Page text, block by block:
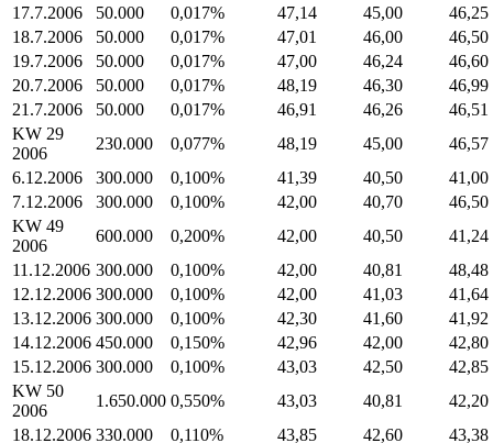
17.7.2006
50.000 0,017% 47,14 45,00
46,25
18.7.2006
50.000 0,017% 47,01 46,00
46,50
19.7.2006
50.000 0,017% 47,00 46,24
46,60
20.7.2006
50.000 0,017% 48,19 46,30
46,99
21.7.2006
50.000 0,017% 46,91 46,26
46,51
KW 29
2006
230.000 0,077% 48,19 45,00
46,57
6.12.2006
300.000 0,100% 41,39 40,50
41,00
7.12.2006
300.000 0,100% 42,00 40,70
46,50
KW 49
2006
600.000 0,200% 42,00 40,50
41,24
11.12.2006 300.000 0,100% 42,00 40,81
48,48
12.12.2006 300.000 0,100% 42,00 41,03
41,64
13.12.2006 300.000 0,100% 42,30 41,60
41,92
14.12.2006 450.000 0,150% 42,96 42,00
42,80
15.12.2006 300.000 0,100% 43,03 42,50
42,85
KW 50
2006
1.650.000 0,550% 43,03 40,81
42,20
18.12.2006 330.000 0,110% 43,85 42,60 43,38